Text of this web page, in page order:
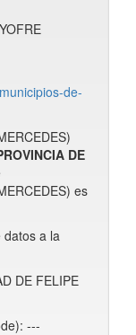
de-
DE
es
datos a la
DE FELIPE
---